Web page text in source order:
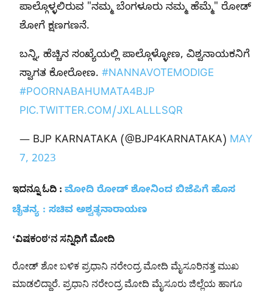
ಪಾಲ್ಗೊಳ್ಳಲಿರುವ "ನಮ್ಮ ಬೆಂಗಳೂರು ನಮ್ಮ ಹೆಮ್ಮೆ" ರೋಡ್
ಶೋಗೆ ಕ್ಷಣಗಣನೆ.
ಬನ್ನಿ, ಹೆಚ್ಚಿನ ಸಂಖ್ಯೆಯಲ್ಲಿ ಪಾಲ್ಗೊಳ್ಳೋಣ, ವಿಶ್ವನಾಯಕನಿಗೆ
ಸ್ವಾಗತ ಕೋರೋಣ.#NANNAVOTEMODIGE
#POORNABAHUMATA4BJP
PIC.TWITTER.COM/JXLALLLSQR
— BJP KARNATAKA (@BJP4KARNATAKA) MAY
7, 2023
ಇದನ್ನೂ ಓದಿ : ಮೋದಿ ರೋಡ್ ಶೋನಿಂದ ಬಿಜೆಪಿಗೆ ಹೊಸ
ಚೈತನ್ಯ : ಸಚಿವ ಅಶ್ವತ್ಥನಾರಾಯಣ
‘ವಿಷಕಂಠ‘ನ ಸನ್ನಿಧಿಗೆ ಮೋದಿ
ರೋಡ್ ಶೋ ಬಳಿಕ ಪ್ರಧಾನಿ ನರೇಂದ್ರ ಮೋದಿ ಮೈಸೂರಿನತ್ತ ಮುಖ
ಮಾಡಲಿದ್ದಾರೆ. ಪ್ರಧಾನಿ ನರೇಂದ್ರ ಮೋದಿ ಮೈಸೂರು ಜಿಲ್ಲೆಯ ಹಾಗೂ